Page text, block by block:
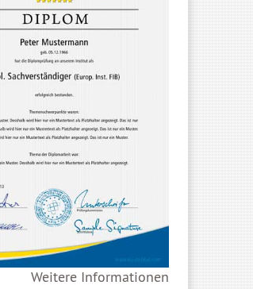
Weitere Informationen